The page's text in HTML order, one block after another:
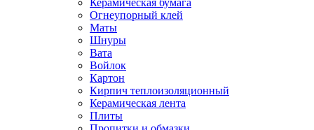
Керамическая бумага
Огнеупорный клей
Маты
Шнуры
Вата
Войлок
Картон
Кирпич теплоизоляционный
Керамическая лента
Плиты